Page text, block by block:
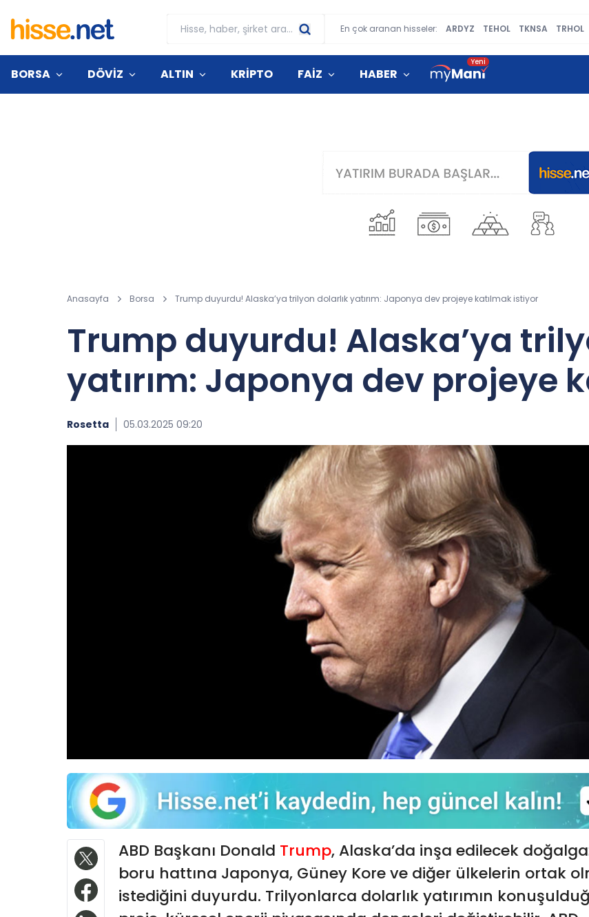
En çok aranan hisseler: ARDYZ TEHOL TKNSA TRHOL
BORSA DÖVİZ ALTIN KRİPTO FAİZ HABER
Anasayfa Borsa Trump duyurdu! Alaska’ya trilyon dolarlık yatırım: Japonya dev projeye katılmak istiyor
Trump duyurdu! Alaska’ya
yatırım: Japonya dev projeye
Rosetta 05.03.2025 09:20
ABD Başkanı Donald Trump, Alaska’da inşa edilecek
boru hattına Japonya, Güney Kore ve diğer ülkelerin ortak
istediğini duyurdu. Trilyonlarca dolarlık yatırımın